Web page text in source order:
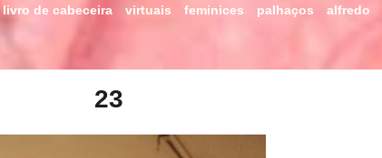
livro de cabeceira virtuais feminices palhaços alfredo
23